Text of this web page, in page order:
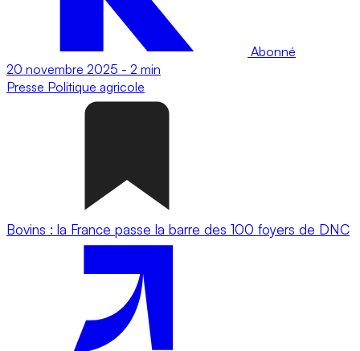
Abonné
20 novembre 2025 - 2 min
Presse Politique agricole
Bovins : la France passe la barre des 100 foyers de DNC